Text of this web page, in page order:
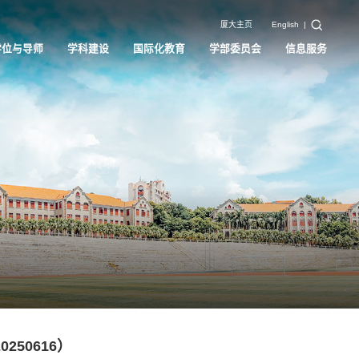
厦大主页 English |
与导师 学科建设 国际化教育 学部委员会 信息服务
）